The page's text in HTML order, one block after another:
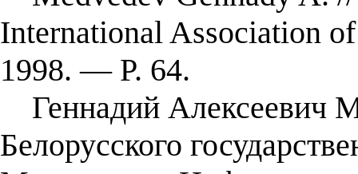
International Association
1998. — P. 64.
Геннадий Алексеевич
Белорусского